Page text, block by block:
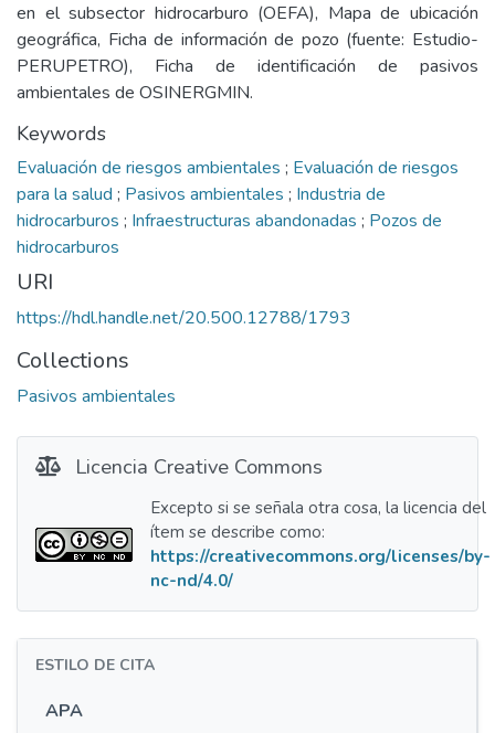
en el subsector hidrocarburo (OEFA), Mapa de ubicación
geográfica, Ficha de información de pozo (fuente: Estudio-
PERUPETRO), Ficha de identificación de pasivos
ambientales de OSINERGMIN.
Keywords
Evaluación de riesgos ambientales ; Evaluación de riesgos
para la salud ; Pasivos ambientales ; Industria de
hidrocarburos ; Infraestructuras abandonadas ; Pozos de
hidrocarburos
URI
https://hdl.handle.net/20.500.12788/1793
Collections
Pasivos ambientales
Licencia Creative Commons
Excepto si se señala otra cosa, la licencia del
ítem se describe como:
https://creativecommons.org/licenses/by-
nc-nd/4.0/
ESTILO DE CITA
APA